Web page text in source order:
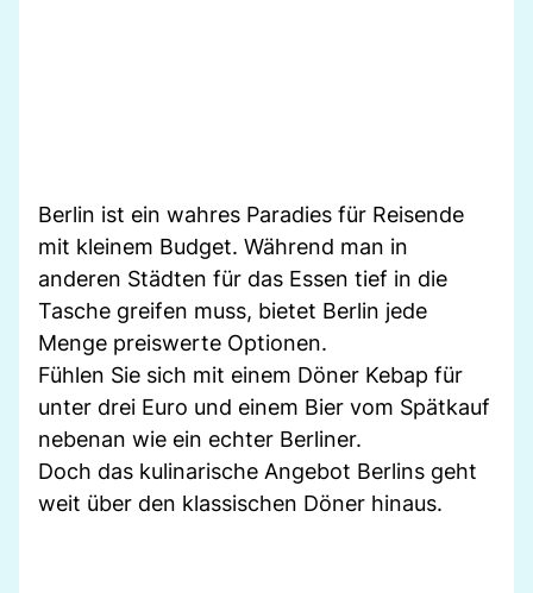
Berlin ist ein wahres Paradies für Reisende
mit kleinem Budget. Während man in
anderen Städten für das Essen tief in die
Tasche greifen muss, bietet Berlin jede
Menge preiswerte Optionen.
Fühlen Sie sich mit einem Döner Kebap für
unter drei Euro und einem Bier vom Spätkauf
nebenan wie ein echter Berliner.
Doch das kulinarische Angebot Berlins geht
weit über den klassischen Döner hinaus.